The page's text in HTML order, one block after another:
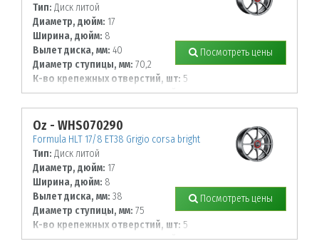
Тип: Диск литой
Диаметр, дюйм: 17
Ширина, дюйм: 8
Вылет диска, мм: 40
Диаметр ступицы, мм: 70,2
К-во крепежных отверстий, шт: 5
Диаметр располож. отверстий, мм:
115
Посмотреть цены
Oz - WHS070290
Formula HLT 17/8 ET38 Grigio corsa bright
Тип: Диск литой
Диаметр, дюйм: 17
Ширина, дюйм: 8
Вылет диска, мм: 38
Диаметр ступицы, мм: 75
К-во крепежных отверстий, шт: 5
Диаметр располож. отверстий, мм:
Посмотреть цены